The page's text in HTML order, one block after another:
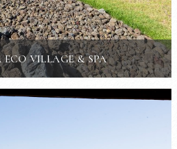
VILLAGE & SPA